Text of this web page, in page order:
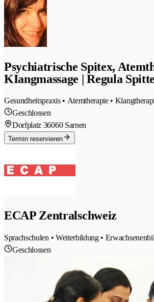
Psychiatrische Spitex,
KIangmassage | Regula
Gesundheitspraxis • Atemtherapie •
Geschlossen
Dorfplatz 36060 Sarnen
Termin reservieren
ECAP Zentralschweiz
Sprachschulen • Weiterbildung •
Geschlossen